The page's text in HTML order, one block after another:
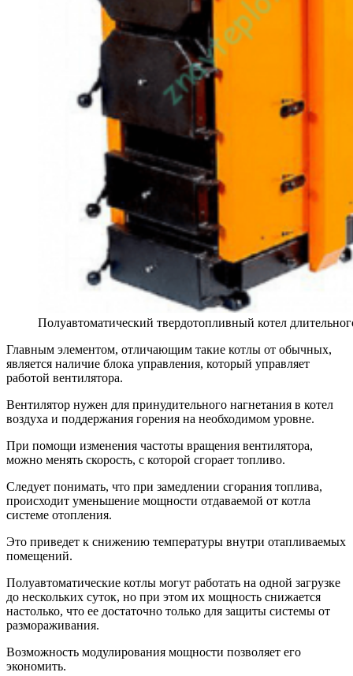
Полуавтоматический твердотопливный котел
Главным элементом, отличающим такие котлы от обычных,
является наличие блока управления, который управляет
работой вентилятора.
Вентилятор нужен для принудительного нагнетания в котел
воздуха и поддержания горения на необходимом уровне.
При помощи изменения частоты вращения вентилятора,
можно менять скорость, с которой сгорает топливо.
Следует понимать, что при замедлении сгорания топлива,
происходит уменьшение мощности отдаваемой от котла
системе отопления.
Это приведет к снижению температуры внутри отапливаемых
помещений.
Полуавтоматические котлы могут работать на одной загрузке
до нескольких суток, но при этом их мощность снижается
настолько, что ее достаточно только для защиты системы от
размораживания.
Возможность модулирования мощности позволяет его
экономить.